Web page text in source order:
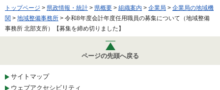
トップページ > 県政情報・統計 > 県概要 > 組織案内 > 企業局 > 企業局の地域機
関 > 地域整備事務所 > 令和8年度会計年度任用職員の募集について（地域整備
事務所 北部支所）【募集を締め切りました】
ページの先頭へ戻る
サイトマップ
ウェブアクセシビリティ